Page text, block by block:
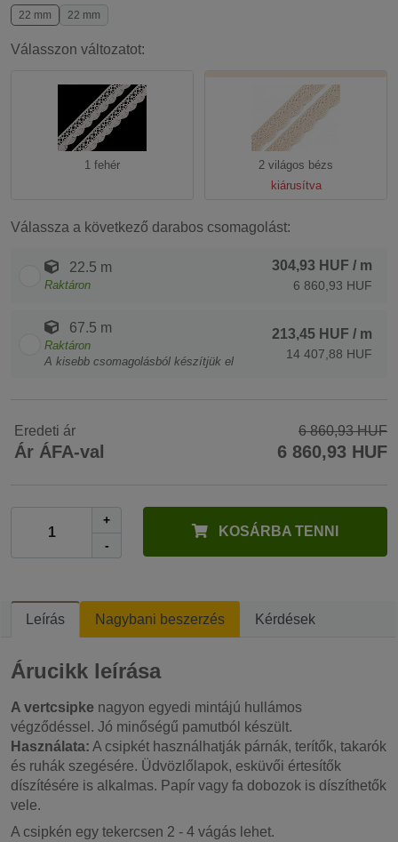
22 mm 22 mm
Válasszon változatot:
1 fehér
2 világos bézs
kiárusítva
Válassza a következő darabos csomagolást:
22.5 m
Raktáron
304,93 HUF / m
6 860,93 HUF
67.5 m
Raktáron
A kisebb csomagolásból készítjük el
213,45 HUF / m
14 407,88 HUF
Eredeti ár 6 860,93 HUF
Ár ÁFA-val 6 860,93 HUF
+
-
KOSÁRBA TENNI
Leírás Nagybani beszerzés Kérdések
Árucikk leírása
A vertcsipke nagyon egyedi mintájú hullámos
végződéssel. Jó minőségű pamutból készült.
Használata: A csipkét használhatják párnák, terítők, takarók
és ruhák szegésére. Üdvözlőlapok, esküvői értesítők
díszítésére is alkalmas. Papír vagy fa dobozok is díszíthetők
vele.
A csipkén egy tekercsen 2 - 4 vágás lehet.